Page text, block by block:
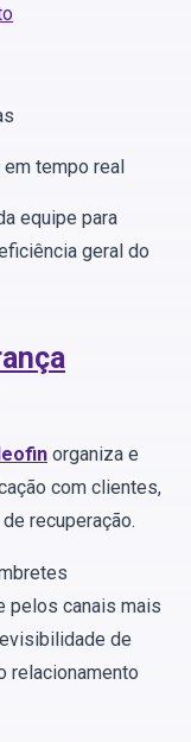
tempo real
equipe para
geral do
organiza e
com clientes,
recuperação.
pelos canais mais
de
relacionamento